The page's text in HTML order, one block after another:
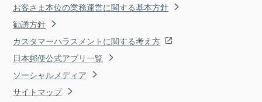
お客さま本位の業務運営に関する基本方針
勧誘方針
カスタマーハラスメントに関する考え方
日本郵便公式アプリ一覧
ソーシャルメディア
サイトマップ